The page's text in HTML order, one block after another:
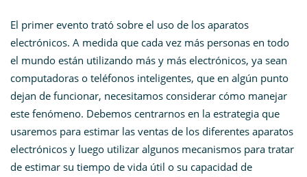
El primer evento trató sobre el uso de los aparatos
electrónicos. A medida que cada vez más personas en todo
el mundo están utilizando más y más electrónicos, ya sean
computadoras o teléfonos inteligentes, que en algún punto
dejan de funcionar, necesitamos considerar cómo manejar
este fenómeno. Debemos centrarnos en la estrategia que
usaremos para estimar las ventas de los diferentes aparatos
electrónicos y luego utilizar algunos mecanismos para tratar
de estimar su tiempo de vida útil o su capacidad de